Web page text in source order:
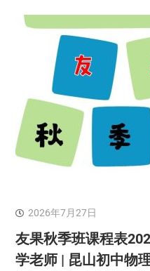
2026年7月27日
友果秋季班课程表
学老师 | 昆山初中物